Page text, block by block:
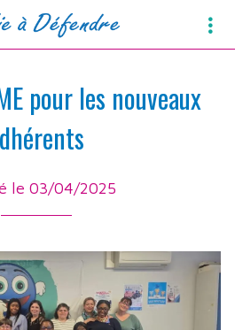
pour les nouveaux
le 03/04/2025